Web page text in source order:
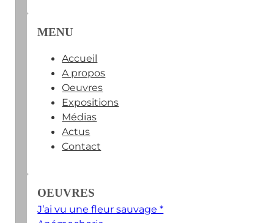
MENU
Accueil
A propos
Oeuvres
Expositions
Médias
Actus
Contact
OEUVRES
J’ai vu une fleur sauvage *